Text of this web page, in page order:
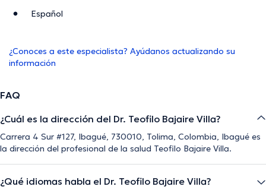
Español
¿Conoces a este especialista? Ayúdanos actualizando su
información
FAQ
¿Cuál es la dirección del Dr. Teofilo Bajaire Villa?
Carrera 4 Sur #127, Ibagué, 730010, Tolima, Colombia, Ibagué es
la dirección del profesional de la salud Teofilo Bajaire Villa.
¿Qué idiomas habla el Dr. Teofilo Bajaire Villa?